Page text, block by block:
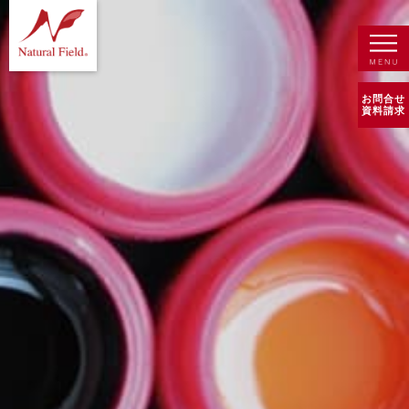
お問合せ
資料請求